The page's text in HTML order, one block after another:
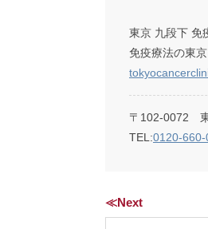
東京 九段下 免
免疫療法の東
〒102-0072
TEL:0120-660-
≪Next